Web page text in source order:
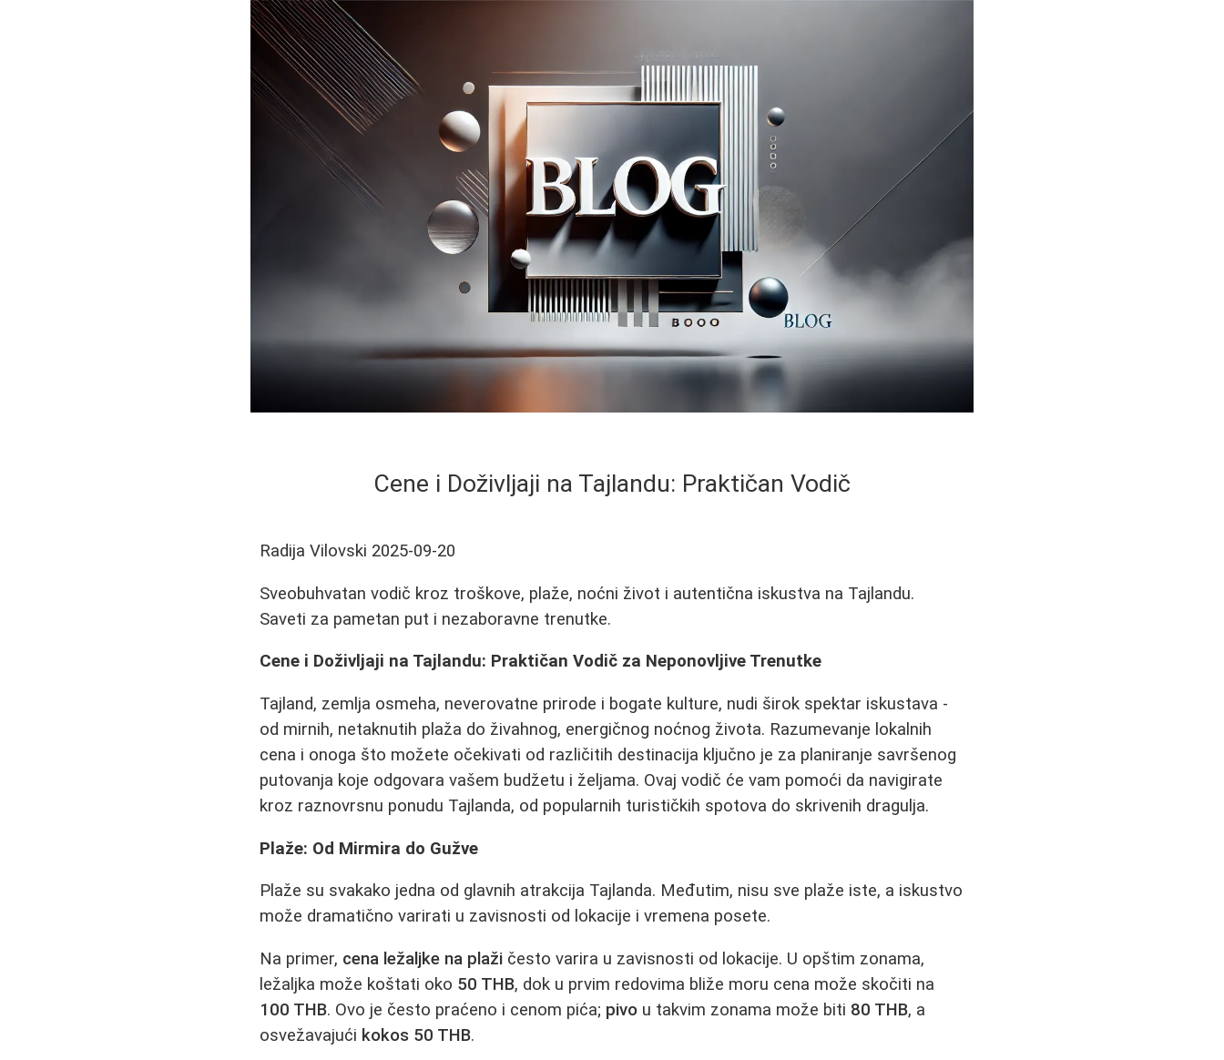
Cene i Doživljaji na Tajlandu: Praktičan Vodič
Radija Vilovski 2025-09-20
Sveobuhvatan vodič kroz troškove, plaže, noćni život i autentična iskustva na Tajlandu.
Saveti za pametan put i nezaboravne trenutke.
Cene i Doživljaji na Tajlandu: Praktičan Vodič za Neponovljive Trenutke
Tajland, zemlja osmeha, neverovatne prirode i bogate kulture, nudi širok spektar iskustava -
od mirnih, netaknutih plaža do živahnog, energičnog noćnog života. Razumevanje lokalnih
cena i onoga što možete očekivati od različitih destinacija ključno je za planiranje savršenog
putovanja koje odgovara vašem budžetu i željama. Ovaj vodič će vam pomoći da navigirate
kroz raznovrsnu ponudu Tajlanda, od popularnih turističkih spotova do skrivenih dragulja.
Plaže: Od Mirmira do Gužve
Plaže su svakako jedna od glavnih atrakcija Tajlanda. Međutim, nisu sve plaže iste, a iskustvo
može dramatično varirati u zavisnosti od lokacije i vremena posete.
Na primer, cena ležaljke na plaži često varira u zavisnosti od lokacije. U opštim zonama,
ležaljka može koštati oko 50 THB, dok u prvim redovima bliže moru cena može skočiti na
100 THB. Ovo je često praćeno i cenom pića; pivo u takvim zonama može biti 80 THB, a
osvežavajući kokos 50 THB.